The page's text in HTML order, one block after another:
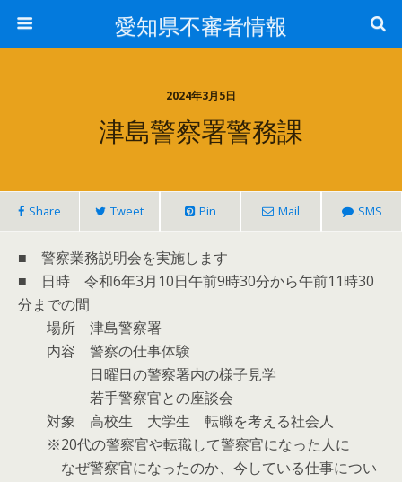
愛知県不審者情報
2024年3月5日
津島警察署警務課
Share Tweet Pin Mail SMS
■ 警察業務説明会を実施します
■ 日時 令和6年3月10日午前9時30分から午前11時30
分までの間
場所 津島警察署
内容 警察の仕事体験
日曜日の警察署内の様子見学
若手警察官との座談会
対象 高校生 大学生 転職を考える社会人
※20代の警察官や転職して警察官になった人に
なぜ警察官になったのか、今している仕事につい